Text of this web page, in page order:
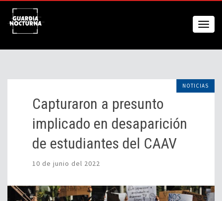
NOTICIAS
Capturaron a presunto
implicado en desaparición
de estudiantes del CAAV
10 de junio del 2022